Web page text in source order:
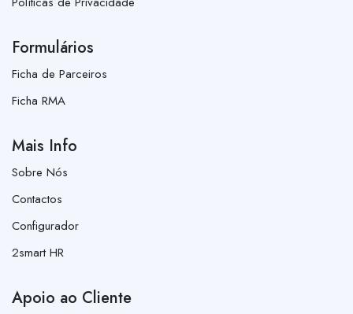
Formulários
Ficha de Parceiros
Ficha RMA
Mais Info
Sobre Nós
Contactos
Configurador
2smart HR
Apoio ao Cliente